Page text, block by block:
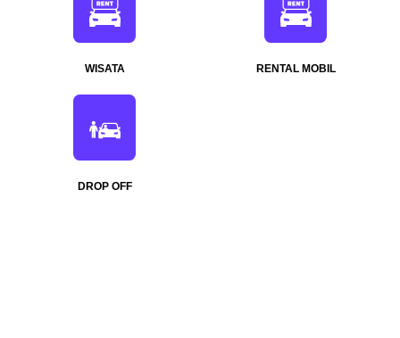
WISATA RENTAL MOBIL
DROP OFF